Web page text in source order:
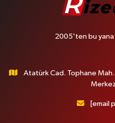
2005'ten bu yana
Atatürk Cad. Tophane Mah.
[email